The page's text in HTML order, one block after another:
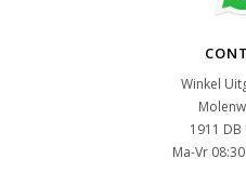
Winkel
1911
Ma-Vr